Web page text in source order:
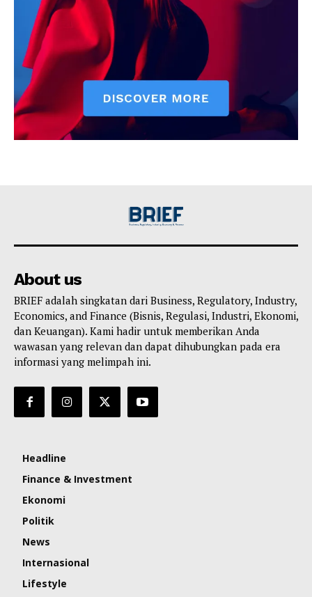
About us
BRIEF adalah singkatan dari Business, Regulatory, Industry,
Economics, and Finance (Bisnis, Regulasi, Industri, Ekonomi,
dan Keuangan). Kami hadir untuk memberikan Anda
wawasan yang relevan dan dapat dihubungkan pada era
informasi yang melimpah ini.
Headline
Finance & Investment
Ekonomi
Politik
News
Internasional
Lifestyle